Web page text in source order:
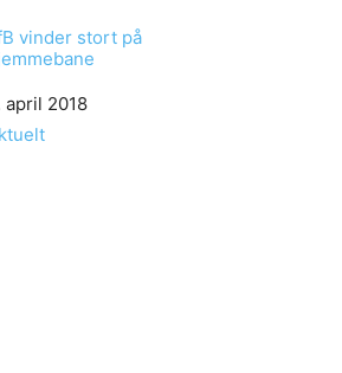
vinder stort på
april 2018
relation to